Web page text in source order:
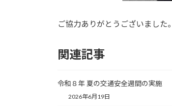
ご協力ありがとうございました。
関連記事
令和８年 夏の交通安全週間の実施
2026年6月19日